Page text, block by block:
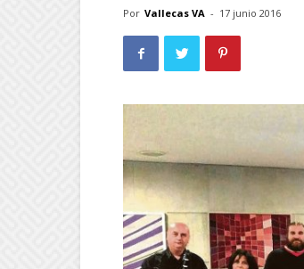
Por Vallecas VA - 17 junio 2016